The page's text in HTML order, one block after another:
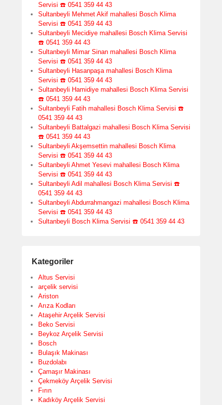
Servisi ☎️ 0541 359 44 43
Sultanbeyli Mehmet Akif mahallesi Bosch Klima
Servisi ☎️ 0541 359 44 43
Sultanbeyli Mecidiye mahallesi Bosch Klima Servisi
☎️ 0541 359 44 43
Sultanbeyli Mimar Sinan mahallesi Bosch Klima
Servisi ☎️ 0541 359 44 43
Sultanbeyli Hasanpaşa mahallesi Bosch Klima
Servisi ☎️ 0541 359 44 43
Sultanbeyli Hamidiye mahallesi Bosch Klima Servisi
☎️ 0541 359 44 43
Sultanbeyli Fatih mahallesi Bosch Klima Servisi ☎️
0541 359 44 43
Sultanbeyli Battalgazi mahallesi Bosch Klima Servisi
☎️ 0541 359 44 43
Sultanbeyli Akşemsettin mahallesi Bosch Klima
Servisi ☎️ 0541 359 44 43
Sultanbeyli Ahmet Yesevi mahallesi Bosch Klima
Servisi ☎️ 0541 359 44 43
Sultanbeyli Adil mahallesi Bosch Klima Servisi ☎️
0541 359 44 43
Sultanbeyli Abdurrahmangazi mahallesi Bosch Klima
Servisi ☎️ 0541 359 44 43
Sultanbeyli Bosch Klima Servisi ☎️ 0541 359 44 43
Kategoriler
Altus Servisi
arçelik servisi
Ariston
Arıza Kodları
Ataşehir Arçelik Servisi
Beko Servisi
Beykoz Arçelik Servisi
Bosch
Bulaşık Makinası
Buzdolabı
Çamaşır Makinası
Çekmeköy Arçelik Servisi
Fırın
Kadıköy Arçelik Servisi